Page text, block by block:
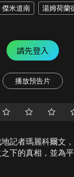
傑米道南 湯姆荷蘭
請先登入
播放預告片
記者瑪麗科爾文
下的真相，並為